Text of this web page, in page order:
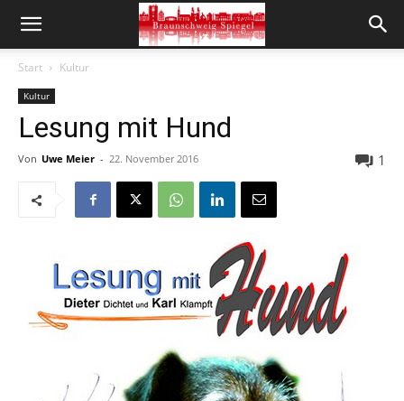
Start Kultur
Kultur
Lesung mit Hund
Von Uwe Meier - 22. November 2016 1